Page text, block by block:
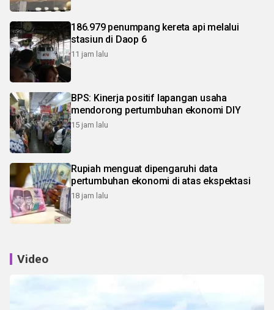
186.979 penumpang kereta api melalui
stasiun di Daop 6
11 jam lalu
BPS: Kinerja positif lapangan usaha
mendorong pertumbuhan ekonomi DIY
15 jam lalu
Rupiah menguat dipengaruhi data
pertumbuhan ekonomi di atas ekspektasi
18 jam lalu
Video